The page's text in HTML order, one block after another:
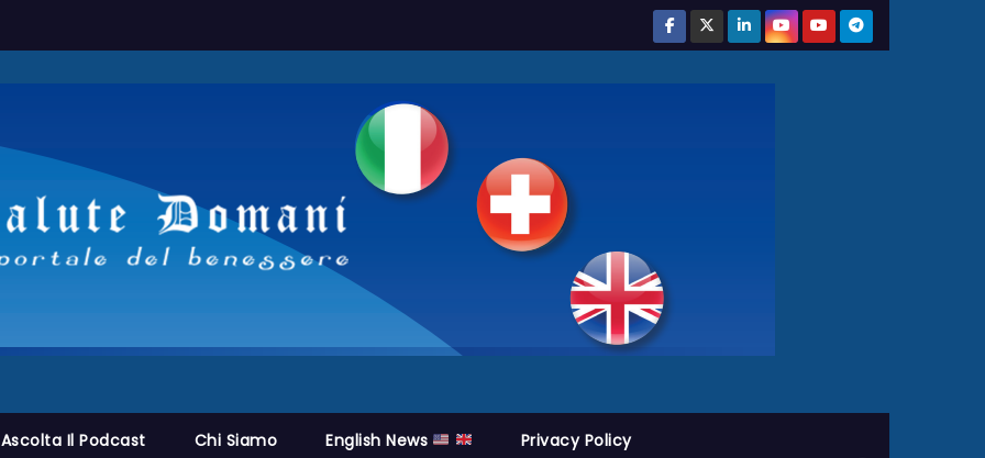
Ascolta Il Podcast Chi Siamo English News Privacy Policy